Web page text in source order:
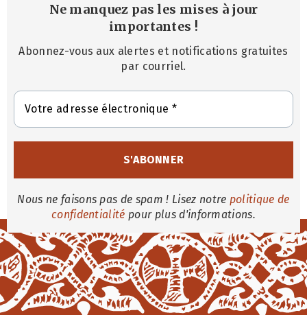
Ne manquez pas les mises à jour
importantes !
Abonnez-vous aux alertes et notifications gratuites
par courriel.
Nous ne faisons pas de spam ! Lisez notre politique de
confidentialité pour plus d'informations.